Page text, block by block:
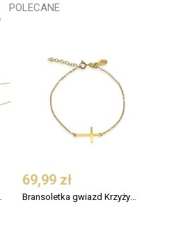
POLECANE
69,99 zł